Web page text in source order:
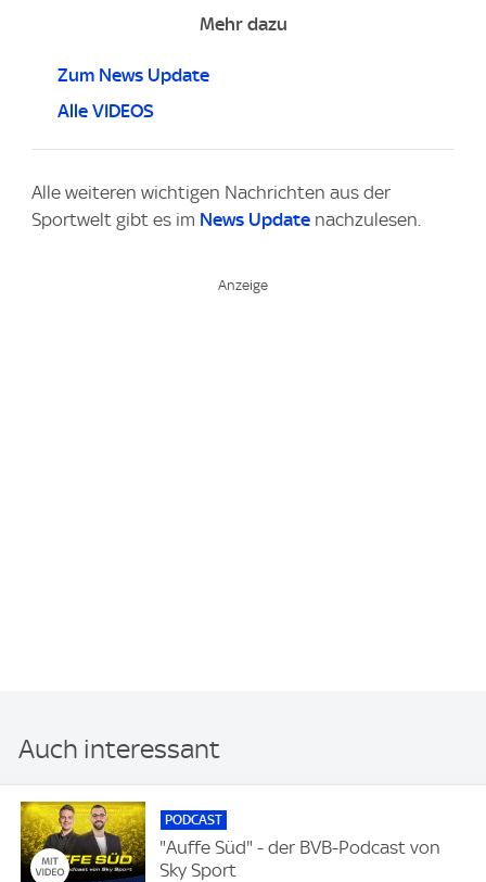
Mehr dazu
Zum News Update
Alle VIDEOS
Alle weiteren wichtigen Nachrichten aus der
Sportwelt gibt es im News Update nachzulesen.
Auch interessant
PODCAST
"Auffe Süd" - der BVB-Podcast von
Sky Sport